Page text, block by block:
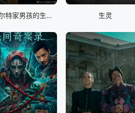
我与沃尔特家男孩的生活 第三季 生灵